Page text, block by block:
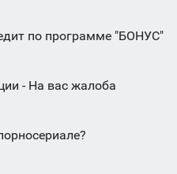
по программе "БОНУС"
- На вас жалоба